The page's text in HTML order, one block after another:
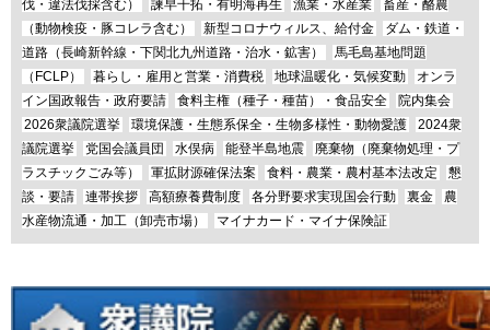
伐・違法伐採含む）
諫早干拓・有明海再生 漁業・水産業
畜産・酪農
（動物検疫・豚コレラ含む）
新型コロナウィルス、給付金
ダム・鉄道・
道路（長崎新幹線・下関北九州道路・治水・鉱害）
馬毛島基地問題
（FCLP）
暮らし・雇用と営業・消費税 地球温暖化・気候変動
オンラ
イン国政報告・政府要請
食料主権（種子・種苗）・食品安全
院内集会
2026衆議院選挙
環境保護・生態系保全・生物多様性・動物愛護
2024衆
議院選挙
党国会議員団 水俣病 能登半島地震
廃棄物（廃棄物処理・プ
ラスチックごみ等）
軍拡財源確保法案 食料・農業・農村基本法改定
懇
談・要請
連帯挨拶 高額療養費制度 各分野要求実現国会行動 裏金
農
水産物流通・加工（卸売市場）
マイナカード・マイナ保険証